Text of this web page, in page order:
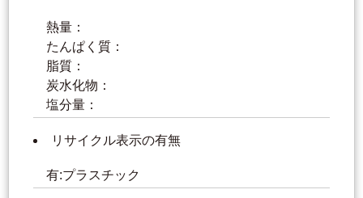
熱量：
たんぱく質：
脂質：
炭水化物：
塩分量：
リサイクル表示の有無
有:プラスチック